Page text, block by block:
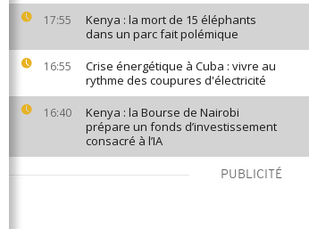
17:55
Kenya : la mort de 15 éléphants
dans un parc fait polémique
16:55
Crise énergétique à Cuba : vivre au
rythme des coupures d'électricité
16:40
Kenya : la Bourse de Nairobi
prépare un fonds d’investissement
consacré à l’IA
PUBLICITÉ